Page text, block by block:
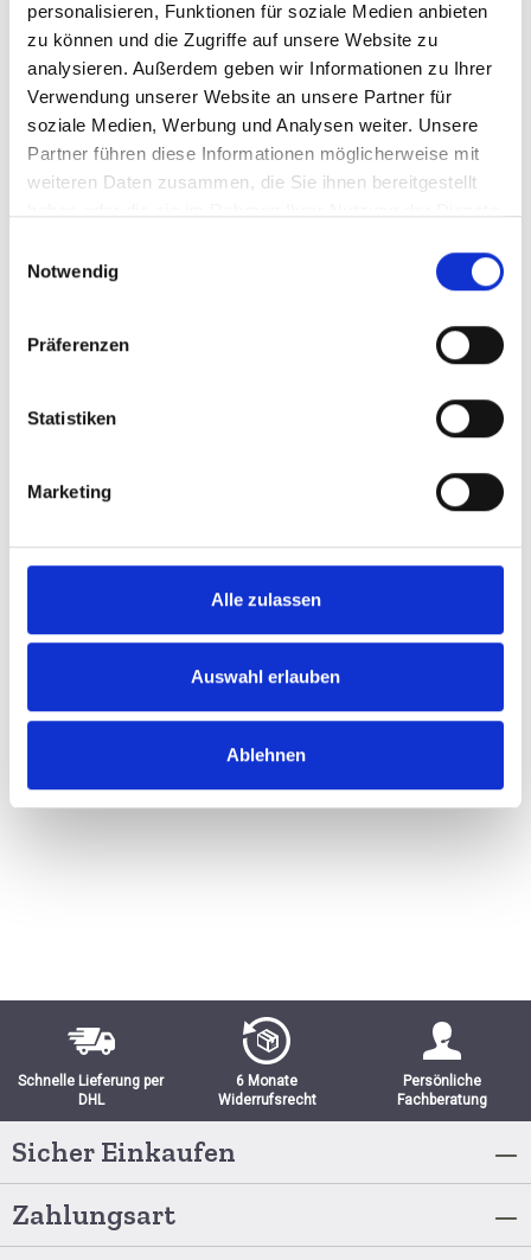
personalisieren, Funktionen für soziale Medien anbieten
zu können und die Zugriffe auf unsere Website zu
analysieren. Außerdem geben wir Informationen zu Ihrer
Verwendung unserer Website an unsere Partner für
soziale Medien, Werbung und Analysen weiter. Unsere
Partner führen diese Informationen möglicherweise mit
weiteren Daten zusammen, die Sie ihnen bereitgestellt
Notwendig
Präferenzen
Statistiken
Marketing
Alle zulassen
Auswahl erlauben
Ablehnen
Durchschnittliche Bewertung von 5
Inhalt: 9,00 Liter(8,78 € / 1 Liter)
inkl. MwSt.zzgl. Versandkosten
UVP
115,20 €
79,00 €
Inhalt:0,75 Liter(9,07 € / 1 Liter)
inkl. MwSt. zzgl. Versandkosten
UVP
9,60 €
6,80 €
Schnelle Lieferung per
DHL
6 Monate
Widerrufsrecht
Persönliche
Fachberatung
Sicher Einkaufen
Zahlungsart